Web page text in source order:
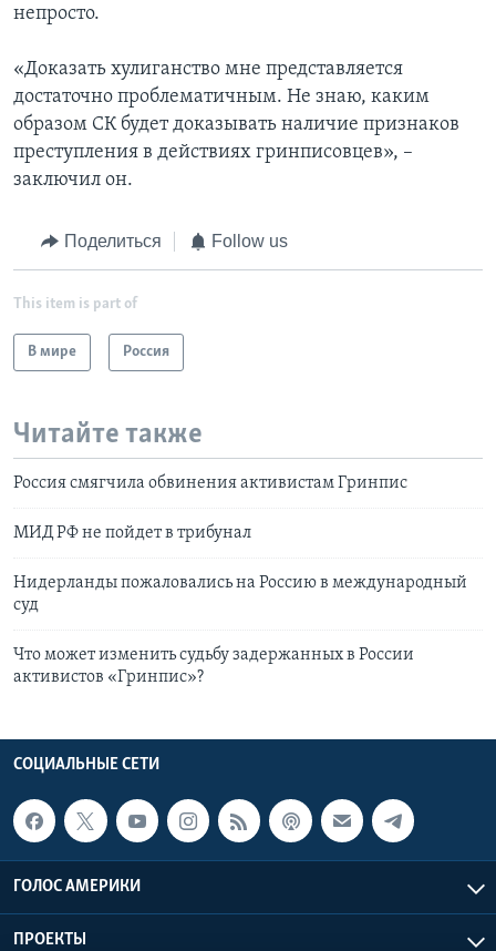
непросто.
«Доказать хулиганство мне представляется
достаточно проблематичным. Не знаю, каким
образом СК будет доказывать наличие признаков
преступления в действиях гринписовцев», –
заключил он.
Поделиться Follow us
This item is part of
В мире Россия
Читайте также
Россия смягчила обвинения активистам Гринпис
МИД РФ не пойдет в трибунал
Нидерланды пожаловались на Россию в международный
суд
Что может изменить судьбу задержанных в России
активистов «Гринпис»?
СОЦИАЛЬНЫЕ СЕТИ
ГОЛОС АМЕРИКИ
ПРОЕКТЫ